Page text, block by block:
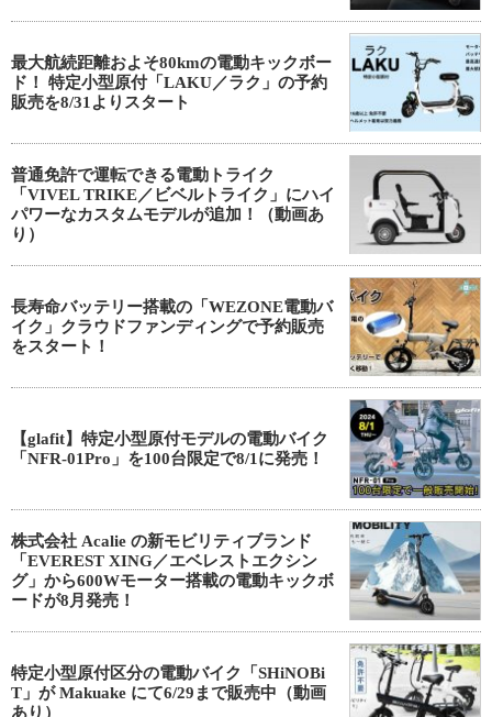
最大航続距離およそ80kmの電動キックボー
ド！ 特定小型原付「LAKU／ラク」の予約
販売を8/31よりスタート
普通免許で運転できる電動トライク
「VIVEL TRIKE／ビベルトライク」にハイ
パワーなカスタムモデルが追加！（動画あ
り）
長寿命バッテリー搭載の「WEZONE電動バ
イク」クラウドファンディングで予約販売
をスタート！
【glafit】特定小型原付モデルの電動バイク
「NFR-01Pro」を100台限定で8/1に発売！
株式会社 Acalie の新モビリティブランド
「EVEREST XING／エベレストエクシン
グ」から600Wモーター搭載の電動キックボ
ードが8月発売！
特定小型原付区分の電動バイク「SHiNOBi
T」が Makuake にて6/29まで販売中（動画
あり）